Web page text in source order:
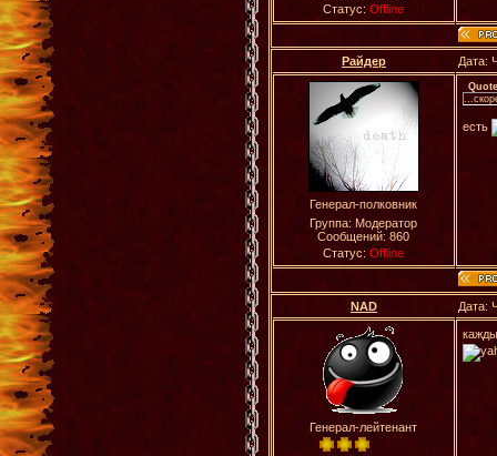
Статус:Offline
Райдер Дата:
Генерал-полковник
Группа: Модератор
Сообщений:860
Статус:Offline
Quote
есть
NAD Дата:
Генерал-лейтенант